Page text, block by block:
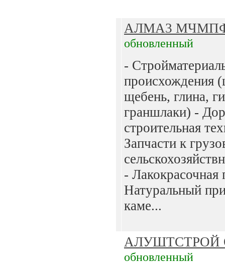
АЛМА3
обновленный
-
происхождения
щебень, глина,
граншлаки) -
строительная
Запчасти к
- Лакокрасочная
Натуральный
каме...
обновленный